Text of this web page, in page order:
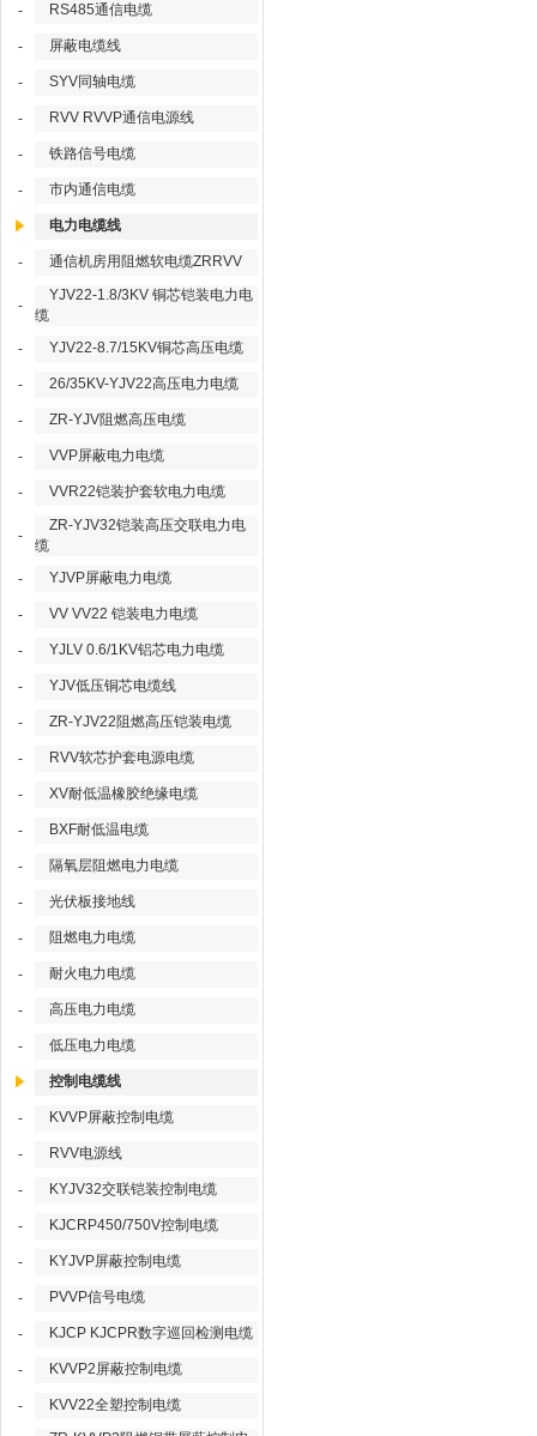
- RS485通信电缆
- 屏蔽电缆线
- SYV同轴电缆
- RVV RVVP通信电源线
- 铁路信号电缆
- 市内通信电缆
电力电缆线
- 通信机房用阻燃软电缆ZRRVV
-
YJV22-1.8/3KV 铜芯铠装电力电
缆
-
YJV22-8.7/15KV铜芯高压电缆
- 26/35KV-YJV22高压电力电缆
- ZR-YJV阻燃高压电缆
- VVP屏蔽电力电缆
- VVR22铠装护套软电力电缆
-
ZR-YJV32铠装高压交联电力电
缆
-
YJVP屏蔽电力电缆
- VV VV22 铠装电力电缆
- YJLV 0.6/1KV铝芯电力电缆
- YJV低压铜芯电缆线
- ZR-YJV22阻燃高压铠装电缆
- RVV软芯护套电源电缆
- XV耐低温橡胶绝缘电缆
- BXF耐低温电缆
- 隔氧层阻燃电力电缆
- 光伏板接地线
- 阻燃电力电缆
- 耐火电力电缆
- 高压电力电缆
- 低压电力电缆
控制电缆线
- KVVP屏蔽控制电缆
- RVV电源线
- KYJV32交联铠装控制电缆
- KJCRP450/750V控制电缆
- KYJVP屏蔽控制电缆
- PVVP信号电缆
- KJCP KJCPR数字巡回检测电缆
- KVVP2屏蔽控制电缆
-
KVV22全塑控制电缆